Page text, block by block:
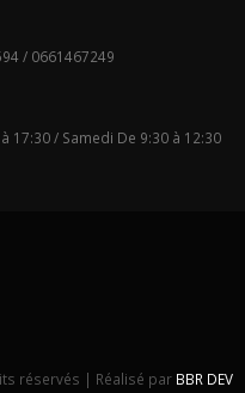
/ 0661467249
17:30 / Samedi De 9:30 à 12:30
réservés | Réalisé par BBR DEV